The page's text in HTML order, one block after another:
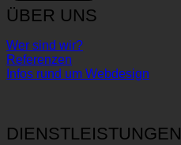
ÜBER UNS
Wer sind wir?
Referenzen
Infos rund um Webdesign
DIENSTLEISTUNGEN